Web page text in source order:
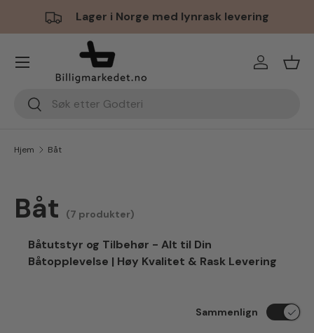
Hopp til innhold
Lager i Norge med lynrask levering
Søk
Søk
Logg inn
Meny
Hjem Båt
Båt (7 produkter)
Båtutstyr og Tilbehør - Alt til Din
Båtopplevelse | Høy Kvalitet & Rask Levering
Sammenlign